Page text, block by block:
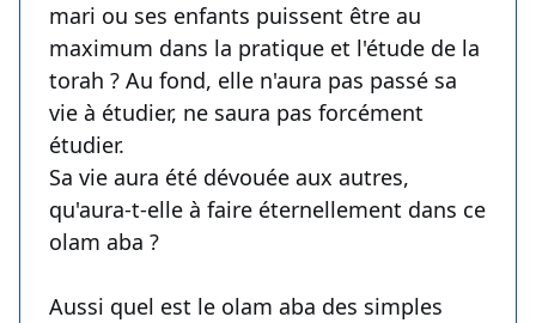
mari ou ses enfants puissent être au
maximum dans la pratique et l'étude de la
torah ? Au fond, elle n'aura pas passé sa
vie à étudier, ne saura pas forcément
étudier.
Sa vie aura été dévouée aux autres,
qu'aura-t-elle à faire éternellement dans ce
olam aba ?
Aussi quel est le olam aba des simples